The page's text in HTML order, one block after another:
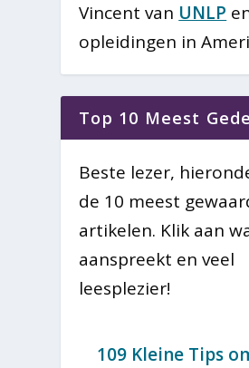
Vincent van UNLP
opleidingen in
Top 10 Meest
Beste lezer,
de 10 meest
artikelen. Klik aan
aanspreekt en veel
leesplezier!
109 Kleine Tips